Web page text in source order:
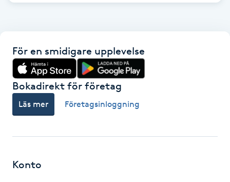
Hollywood Peel
Hot Stone Massage
Hot yoga
Huduppstramning
För en smidigare upplevelse
Bokadirekt för företag
Läs mer Företagsinloggning
Konto